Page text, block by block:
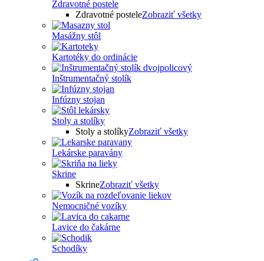
Zdravotné postele
Zdravotné posteleZobraziť všetky
Masážny stôl
Kartotéky do ordinácie
Inštrumentačný stolík
Infúzny stojan
Stoly a stolíky
Stoly a stolíkyZobraziť všetky
Lekárske paravány
Skrine
SkrineZobraziť všetky
Nemocničné vozíky
Lavice do čakárne
Schodíky